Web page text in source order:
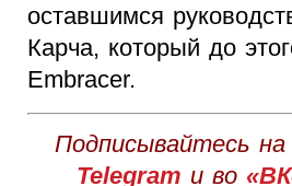
оставшимся
Карча, который до
Embracer.
Подписывайтесь на
Telegram и во